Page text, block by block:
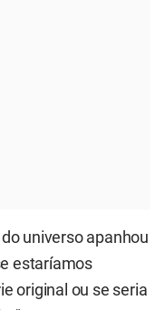
do universo apanhou
estaríamos
original ou se seria